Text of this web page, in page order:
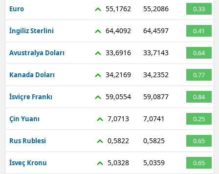
Euro 55,1762 55,2086 0.33
İngiliz Sterlini 64,4092 64,4597 0.41
Avustralya Doları 33,6916 33,7143 0.64
Kanada Doları 34,2169 34,2352 0.77
İsviçre Frankı 59,0554 59,0877 0.84
Çin Yuanı 7,0713 7,0741 0.25
Rus Rublesi 0,5822 0,5825 0.65
İsveç Kronu 5,0328 5,0359 0.65